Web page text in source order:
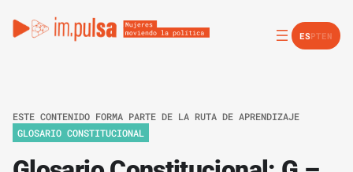
ESPTEN
ESTE CONTENIDO FORMA PARTE DE LA RUTA DE APRENDIZAJE
GLOSARIO CONSTITUCIONAL